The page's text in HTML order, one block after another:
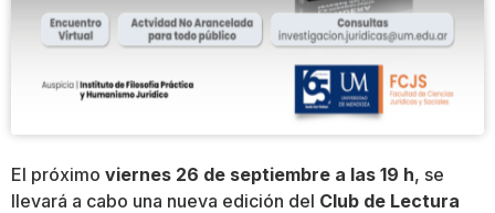
El próximo viernes 26 de septiembre a las 19 h, se
llevará a cabo una nueva edición del Club de Lectura